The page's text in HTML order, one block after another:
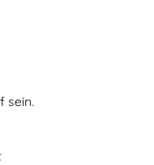
sein.